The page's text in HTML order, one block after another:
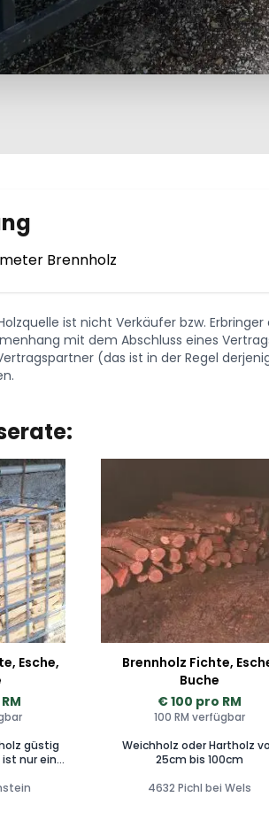
Brennholz
ist nicht Verkäufer bzw.
mit dem Abschluss eines
(das ist in der Regel
Esche,
güstig
ist nur ein
Brennholz Fichte,
Buche
€ 100 pro RM
100 RM verfügbar
Weichholz oder Hartholz
25cm bis 100cm
4632 Pichl bei Wels